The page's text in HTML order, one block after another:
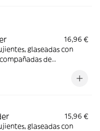
16,96 €
glaseadas con
de
15,96 €
glaseadas con